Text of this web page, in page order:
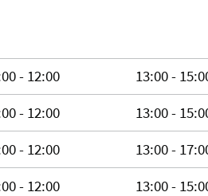
- 12:00
13:00 -
- 12:00
13:00 -
- 12:00
13:00 -
- 12:00
13:00 -